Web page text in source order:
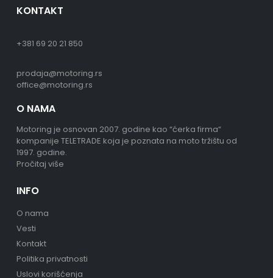
KONTAKT
+381 69 20 21 850
prodaja@motoring.rs
office@motoring.rs
O NAMA
Motoring je osnovan 2007. godine kao “ćerka firma“
kompanije TELETRADE koja je poznata na moto tržištu od
1997. godine.
Pročitaj više
INFO
O nama
Vesti
Kontakt
Politika privatnosti
Uslovi korišćenja